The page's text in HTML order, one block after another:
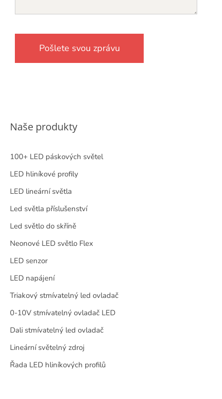
Naše produkty
100+ LED páskových světel
LED hliníkové profily
LED lineární světla
Led světla příslušenství
Led světlo do skříně
Neonové LED světlo Flex
LED senzor
LED napájení
Triakový stmívatelný led ovladač
0-10V stmívatelný ovladač LED
Dali stmívatelný led ovladač
Lineární světelný zdroj
Řada LED hliníkových profilů